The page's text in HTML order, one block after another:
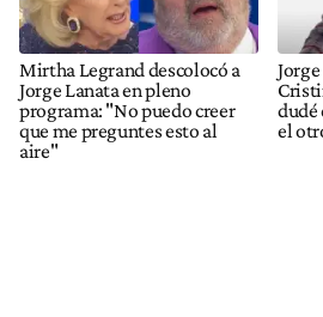
Mirtha Legrand descolocó a
Jorge Lanata en pleno
programa: "No puedo creer
que me preguntes esto al
aire"
dudé
el